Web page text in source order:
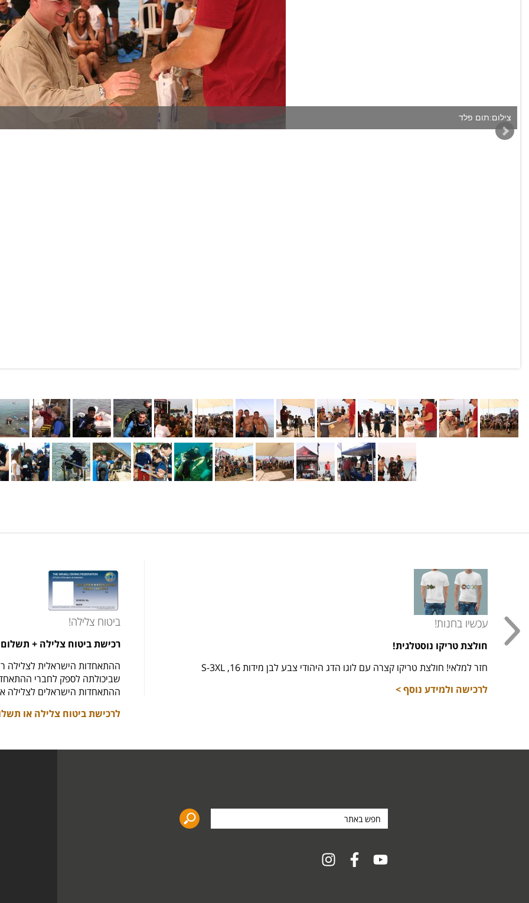
צילום:תום פלד
עכשיו בחנות!
חולצת טריקו נוסטלגית!
חזר למלאי! חולצת טריקו קצרה עם לוגו הדג היהודי צבע לבן מידות 16, S-3XL
לרכישה ולמידע נוסף >
ביטוח צלילה!
רכישת ביטוח צלילה +
ההתאחדות הישראלית לצלילה
שביכולתה לספק לחברי
ההתאחדות הישראלים לצלילה
לרכישת ביטוח צלילה או
חפש
באתר